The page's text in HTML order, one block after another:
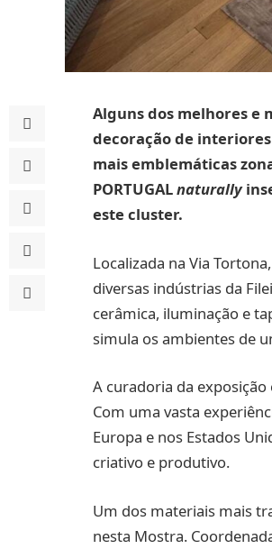
Alguns dos melhores e
decoração de
mais emblemáticas
PORTUGALnaturally
este cluster.
Localizada na Via
diversas indústrias da
cerâmica, iluminação e
simula os ambientes de
A curadoria da
Com uma vasta
Europa e nos Estados
criativo e produtivo.
Um dos materiais mais
nesta Mostra.